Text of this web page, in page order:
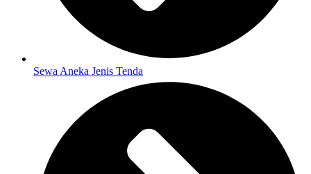
Sewa Aneka Jenis Tenda